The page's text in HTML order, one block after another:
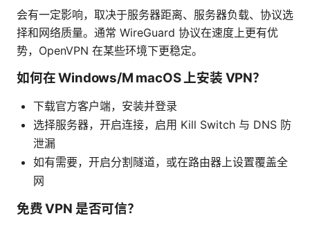
会有一定影响，取决于服务器距离、服务器负载、协议选
择和网络质量。通常 WireGuard 协议在速度上更有优
势，OpenVPN 在某些环境下更稳定。
如何在 Windows/M macOS 上安装 VPN？
下载官方客户端，安装并登录
选择服务器，开启连接，启用 Kill Switch 与 DNS 防
泄漏
如有需要，开启分割隧道，或在路由器上设置覆盖全
网
免费 VPN 是否可信？